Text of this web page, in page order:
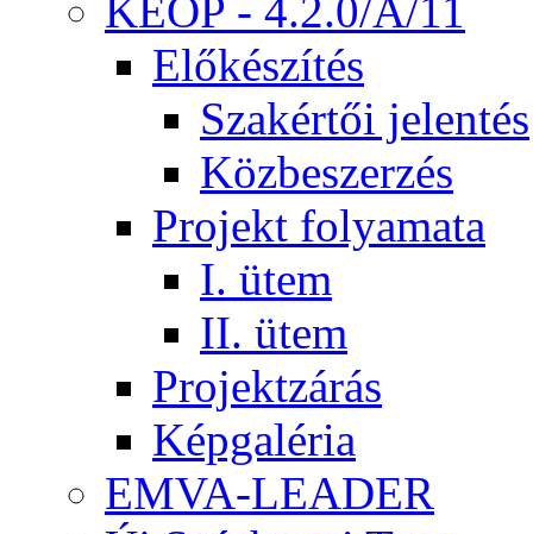
KEOP - 4.2.0/A/11
Előkészítés
Szakértői jelentés
Közbeszerzés
Projekt folyamata
I. ütem
II. ütem
Projektzárás
Képgaléria
EMVA-LEADER